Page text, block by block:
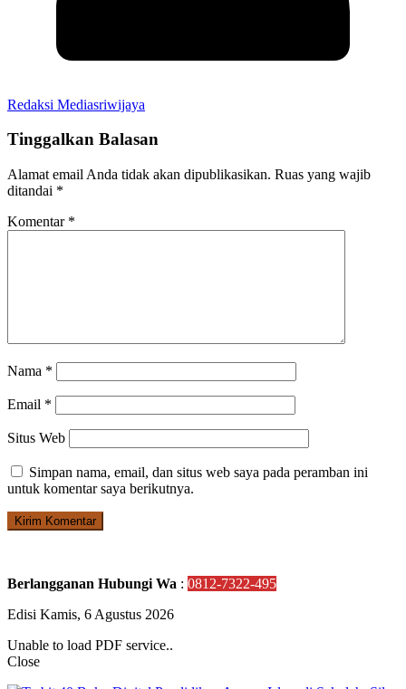
Redaksi Mediasriwijaya
Tinggalkan Balasan
Alamat email Anda tidak akan dipublikasikan. Ruas yang wajib
ditandai *
Komentar *
Nama *
Email *
Situs Web
Simpan nama, email, dan situs web saya pada peramban ini
untuk komentar saya berikutnya.
Berlangganan Hubungi Wa : 0812-7322-495
Edisi Kamis, 6 Agustus 2026
Unable to load PDF service..
Close